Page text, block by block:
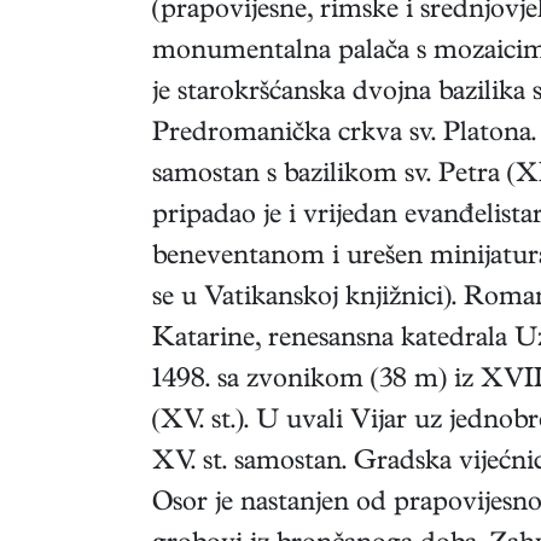
(prapovijesne, rimske i
monumentalna palača s
je starokršćanska dvojna
Predromanička crkva sv.
samostan s bazilikom sv. Petra
pripadao je i vrijedan
beneventanom i urešen
se u Vatikanskoj knjižnici).
Katarine, renesansna katedrala
1498. sa zvonikom (38 m) iz
(XV. st.). U uvali Vijar uz
XV. st. samostan. Gradska
Osor je nastanjen od